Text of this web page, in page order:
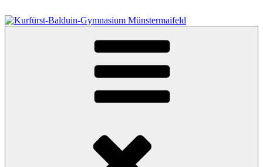
Inhalt
springen
Kurfürst-Balduin-Gymnasium Münstermaifeld